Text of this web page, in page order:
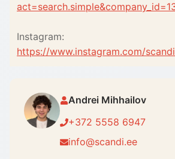
Instagram:
https://www.instagram.com/
Andrei Mihhailov
+372 5558 6947
info@scandi.ee